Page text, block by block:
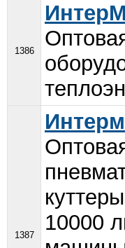
1386
1387
10000